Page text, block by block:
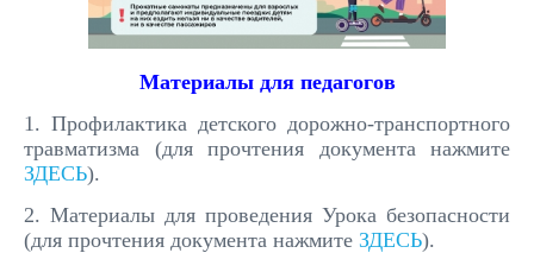
Материалы для педагогов
1. Профилактика детского дорожно-транспортного
травматизма (для прочтения документа нажмите
ЗДЕСЬ).
2. Материалы для проведения Урока безопасности
(для прочтения документа нажмите ЗДЕСЬ).